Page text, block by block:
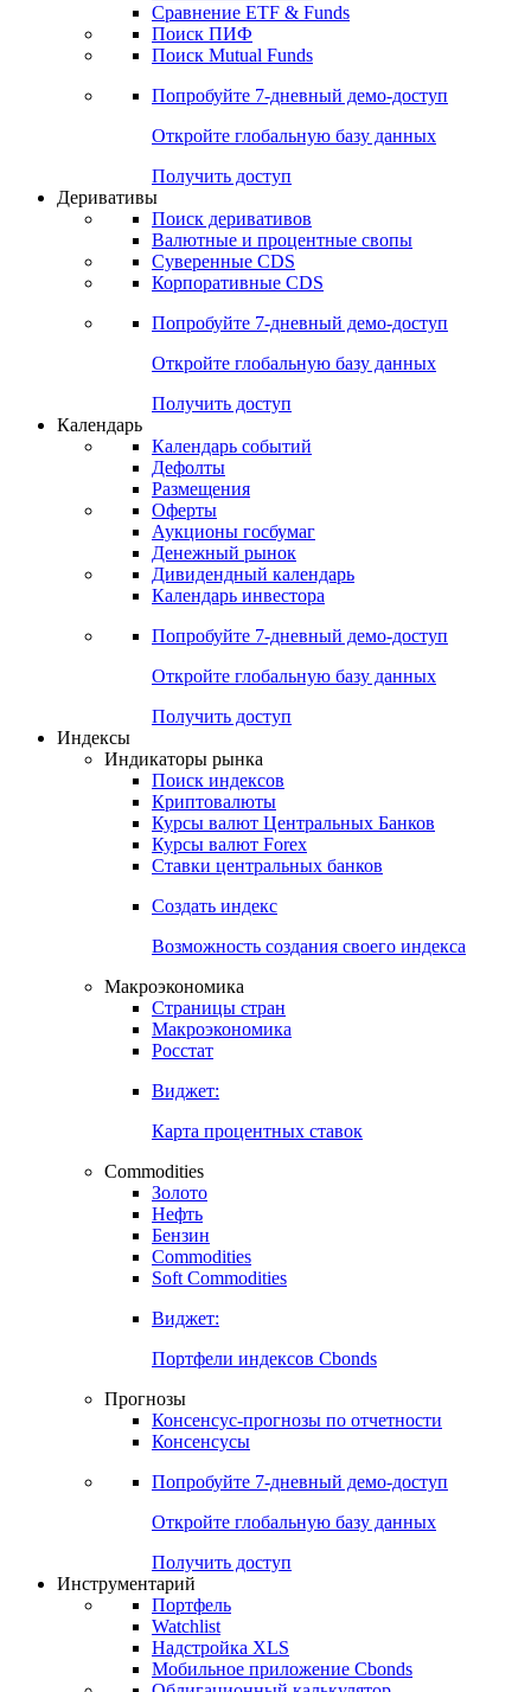
Сравнение ETF & Funds
Поиск ПИФ
Поиск Mutual Funds
Попробуйте 7-дневный демо-доступ
Откройте глобальную базу данных
Получить доступ
Деривативы
Поиск деривативов
Валютные и процентные свопы
Суверенные CDS
Корпоративные CDS
Попробуйте 7-дневный демо-доступ
Откройте глобальную базу данных
Получить доступ
Календарь
Календарь событий
Дефолты
Размещения
Оферты
Аукционы госбумаг
Денежный рынок
Дивидендный календарь
Календарь инвестора
Попробуйте 7-дневный демо-доступ
Откройте глобальную базу данных
Получить доступ
Индексы
Индикаторы рынка
Поиск индексов
Криптовалюты
Курсы валют Центральных Банков
Курсы валют Forex
Ставки центральных банков
Создать индекс
Возможность создания своего индекса
Макроэкономика
Страницы стран
Макроэкономика
Росстат
Виджет:
Карта процентных ставок
Commodities
Золото
Нефть
Бензин
Commodities
Soft Commodities
Виджет:
Портфели индексов Cbonds
Прогнозы
Консенсус-прогнозы по отчетности
Консенсусы
Попробуйте 7-дневный демо-доступ
Откройте глобальную базу данных
Получить доступ
Инструментарий
Портфель
Watchlist
Надстройка XLS
Мобильное приложение Cbonds